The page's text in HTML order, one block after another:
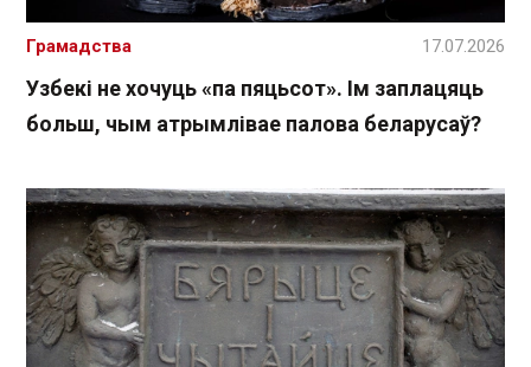
Узбекі не хочуць «па пяцьсот». Ім заплацяць
больш, чым атрымлівае палова беларусаў?
Грамадства 17.07.2026